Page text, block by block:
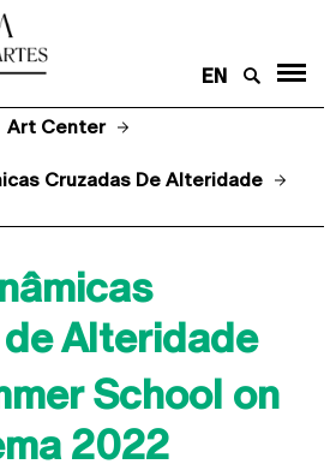
EN
Art Center
Cruzadas De Alteridade
Alteridade
School on
2022